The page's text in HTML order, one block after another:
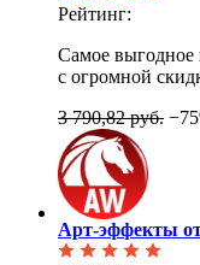
Рейтинг:
Самое
с огромной
3 790,82 руб.
Арт-эффекты